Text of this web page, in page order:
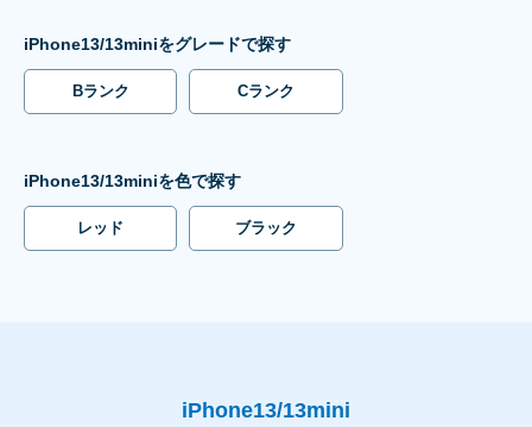
iPhone13/13miniをグレードで探す
Bランク Cランク
iPhone13/13miniを色で探す
レッド ブラック
iPhone13/13mini